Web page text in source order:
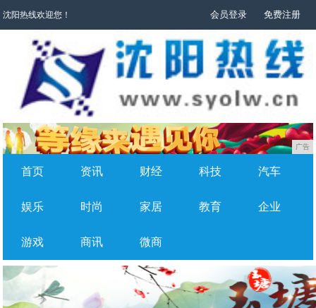
沈阳热线欢迎您！ 会员登录 免费注册
广告
首页 资讯 财经 科技 汽车
娱乐 时尚 家居 教育 企业
游戏 商讯 微商